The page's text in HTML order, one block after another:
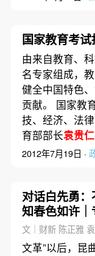
国家教育考
由来自教育、
名专家组成，
健全中国特色
贡献。 国家教
技、经济、法
育部部长袁贵仁
2012年7月19日 ·
对话白先勇
知春色如许
频）
文｜财新 陈正雅
文革”以后，昆